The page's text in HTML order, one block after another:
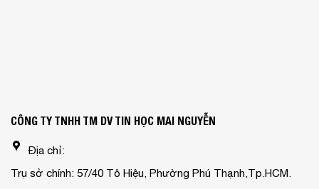
CÔNG TY TNHH TM DV TIN HỌC MAI NGUYỄN
Địa chỉ:
Trụ sở chính: 57/40 Tô Hiệu, Phường Phú Thạnh,Tp.HCM.